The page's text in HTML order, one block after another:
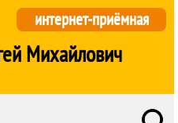
Михайлович
интернет-приёмная